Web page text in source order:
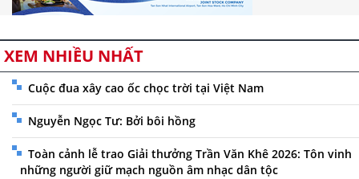
XEM NHIỀU NHẤT
Cuộc đua xây cao ốc chọc trời tại Việt Nam
Nguyễn Ngọc Tư: Bởi bôi hồng
Toàn cảnh lễ trao Giải thưởng Trần Văn Khê 2026: Tôn vinh
những người giữ mạch nguồn âm nhạc dân tộc